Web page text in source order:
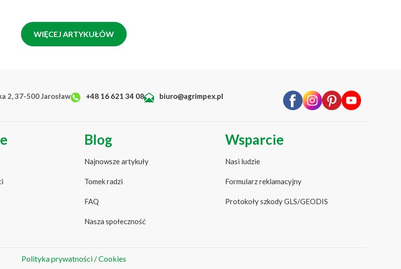
WIĘCEJ ARTYKUŁÓW
2, 37-500 Jarosław +48 16 621 34 08 biuro@agrimpex.pl
Blog
Najnowsze artykuły
Tomek radzi
FAQ
Nasza społeczność
Wsparcie
Nasi ludzie
Formularz reklamacyjny
Protokoły szkody GLS/GEODIS
Polityka prywatności / Cookies